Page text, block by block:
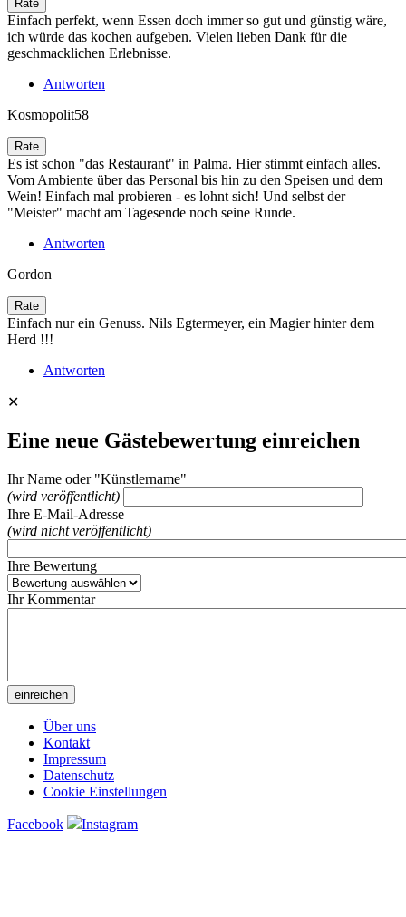
Einfach perfekt, wenn Essen doch immer so gut und günstig wäre,
ich würde das kochen aufgeben. Vielen lieben Dank für die
geschmacklichen Erlebnisse.
Antworten
Kosmopolit58
Es ist schon "das Restaurant" in Palma. Hier stimmt einfach alles.
Vom Ambiente über das Personal bis hin zu den Speisen und dem
Wein! Einfach mal probieren - es lohnt sich! Und selbst der
"Meister" macht am Tagesende noch seine Runde.
Antworten
Gordon
Einfach nur ein Genuss. Nils Egtermeyer, ein Magier hinter dem
Herd !!!
Antworten
✕
Eine neue Gästebewertung einreichen
Ihr Name oder "Künstlername"
(wird veröffentlicht)
Ihre E-Mail-Adresse
(wird nicht veröffentlicht)
Ihre Bewertung
Ihr Kommentar
Über uns
Kontakt
Impressum
Datenschutz
Cookie Einstellungen
Facebook Instagram